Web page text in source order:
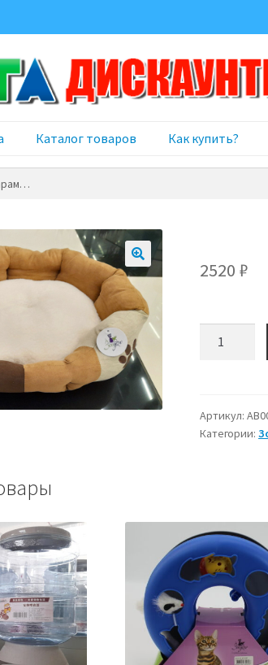
Каталог товаров Как купить?
2520₽
размер
М,
Артикул:
Категории: